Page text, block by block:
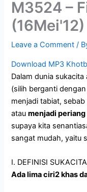
M3524 –
(16Mei'12)
Leave a Comment /
Download MP3
Dalam dunia
(silih berganti
menjadi tabiat,
ataumenjadi periang
supaya kita
sangat mudah, yaitu
I. DEFINISI
Ada lima ciri2 khas